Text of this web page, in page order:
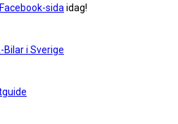
Facebook-sida idag!